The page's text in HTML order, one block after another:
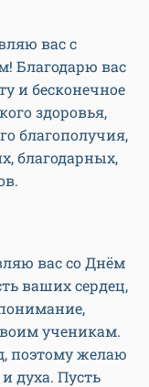
вас с
Благодарю вас
и бесконечное
здоровья,
благополучия,
благодарных,
вас со Днём
ваших сердец,
ученикам.
поэтому желаю
духа. Пусть